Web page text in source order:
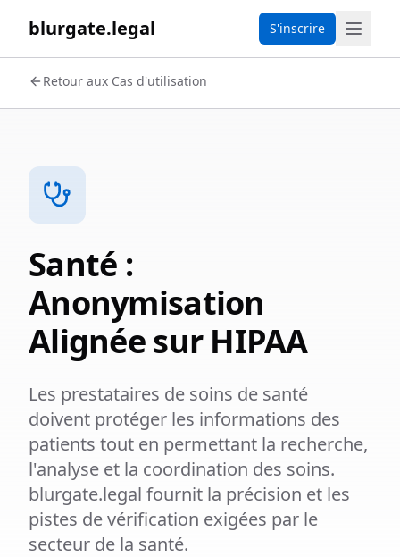
blurgate.legal S'inscrire
Retour aux Cas d'utilisation
Santé :
Anonymisation
Alignée sur HIPAA
Les prestataires de soins de santé
doivent protéger les informations des
patients tout en permettant la recherche,
l'analyse et la coordination des soins.
blurgate.legal fournit la précision et les
pistes de vérification exigées par le
secteur de la santé.